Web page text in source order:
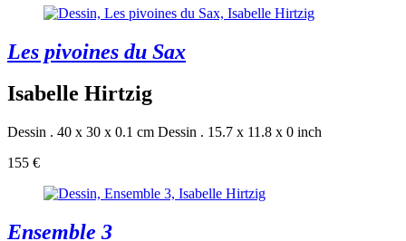
Les pivoines du Sax
Isabelle Hirtzig
Dessin . 40 x 30 x 0.1 cm Dessin . 15.7 x 11.8 x 0 inch
155 €
Ensemble 3